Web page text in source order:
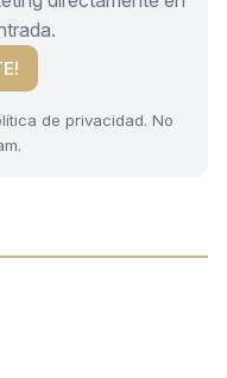
de privacidad. No